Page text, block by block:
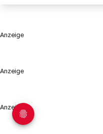
Anzeige
Anzeige
Anzeige